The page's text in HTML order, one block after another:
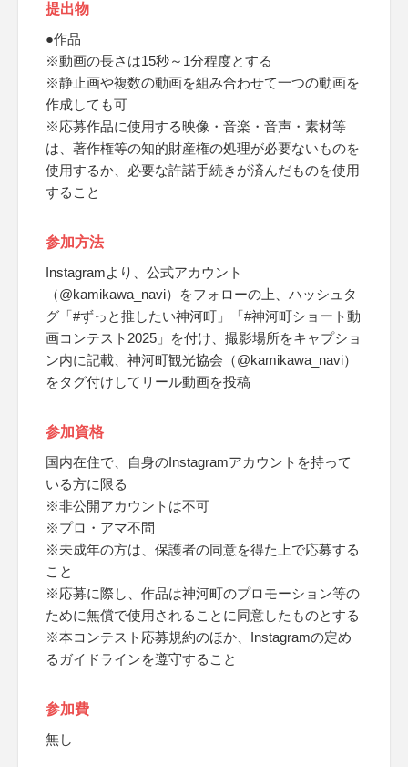
提出物
●作品
※動画の長さは15秒～1分程度とする
※静止画や複数の動画を組み合わせて一つの動画を
作成しても可
※応募作品に使用する映像・音楽・音声・素材等
は、著作権等の知的財産権の処理が必要ないものを
使用するか、必要な許諾手続きが済んだものを使用
すること
参加方法
Instagramより、公式アカウント
（@kamikawa_navi）をフォローの上、ハッシュタ
グ「#ずっと推したい神河町」「#神河町ショート動
画コンテスト2025」を付け、撮影場所をキャプショ
ン内に記載、神河町観光協会（@kamikawa_navi）
をタグ付けしてリール動画を投稿
参加資格
国内在住で、自身のInstagramアカウントを持って
いる方に限る
※非公開アカウントは不可
※プロ・アマ不問
※未成年の方は、保護者の同意を得た上で応募する
こと
※応募に際し、作品は神河町のプロモーション等の
ために無償で使用されることに同意したものとする
※本コンテスト応募規約のほか、Instagramの定め
るガイドラインを遵守すること
参加費
無し